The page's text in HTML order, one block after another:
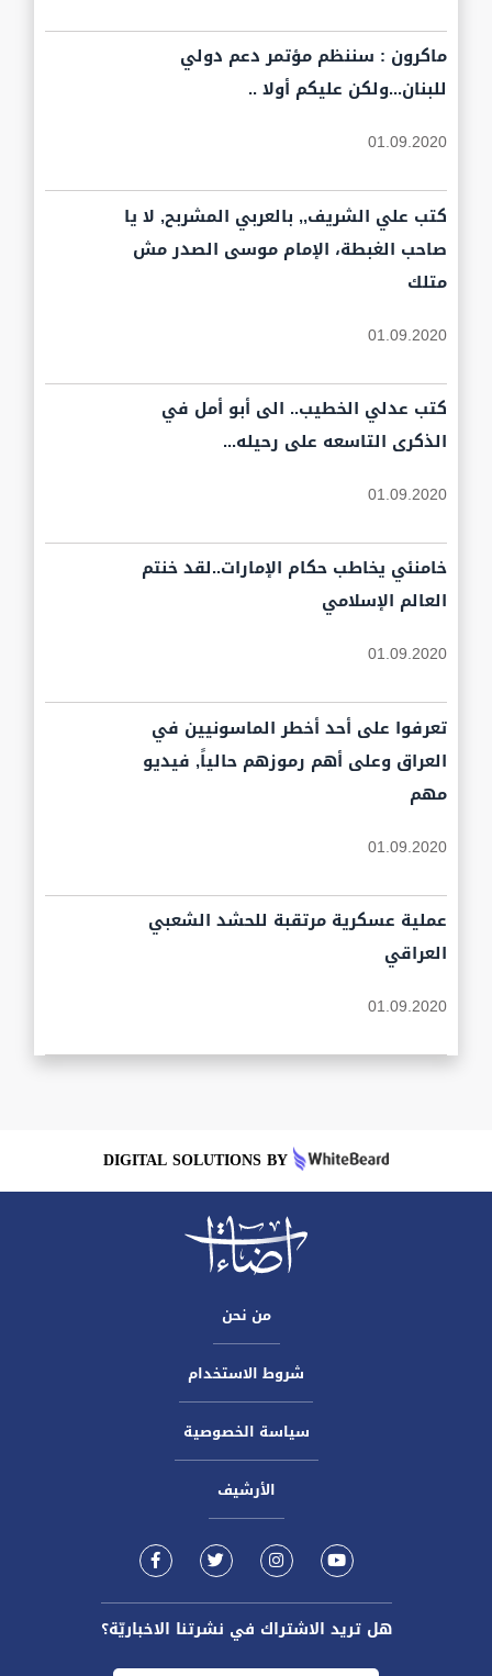
ماكرون : سننظم مؤتمر دعم دولي
للبنان...ولكن عليكم أولا ..
01.09.2020
كتب علي الشريف,, بالعربي المشربح, لا يا
صاحب الغبطة، الإمام موسى الصدر مش
متلك
01.09.2020
كتب عدلي الخطيب.. الى أبو أمل في
الذكرى التاسعه على رحيله...
01.09.2020
خامنئي يخاطب حكام الإمارات..لقد خنتم
العالم الإسلامي
01.09.2020
تعرفوا على أحد أخطر الماسونيين في
العراق وعلى أهم رموزهم حالياً, فيديو
مهم
01.09.2020
عملية عسكرية مرتقبة للحشد الشعبي
العراقي
01.09.2020
DIGITAL SOLUTIONS BY
من نحن
شروط الاستخدام
سياسة الخصوصية
الأرشيف
هل تريد الاشتراك في نشرتنا الاخباريّة؟